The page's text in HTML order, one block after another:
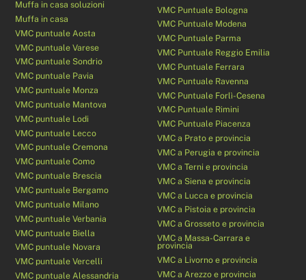
Muffa in casa soluzioni
Muffa in casa
VMC puntuale Aosta
VMC puntuale Varese
VMC puntuale Sondrio
VMC puntuale Pavia
VMC puntuale Monza
VMC puntuale Mantova
VMC puntuale Lodi
VMC puntuale Lecco
VMC puntuale Cremona
VMC puntuale Como
VMC puntuale Brescia
VMC puntuale Bergamo
VMC puntuale Milano
VMC puntuale Verbania
VMC puntuale Biella
VMC puntuale Novara
VMC puntuale Vercelli
VMC puntuale Alessandria
VMC Puntuale Bologna
VMC Puntuale Modena
VMC Puntuale Parma
VMC Puntuale Reggio Emilia
VMC Puntuale Ferrara
VMC Puntuale Ravenna
VMC Puntuale Forlì-Cesena
VMC Puntuale Rimini
VMC Puntuale Piacenza
VMC a Prato e provincia
VMC a Perugia e provincia
VMC a Terni e provincia
VMC a Siena e provincia
VMC a Lucca e provincia
VMC a Pistoia e provincia
VMC a Grosseto e provincia
VMC a Massa-Carrara e
provincia
VMC a Livorno e provincia
VMC a Arezzo e provincia